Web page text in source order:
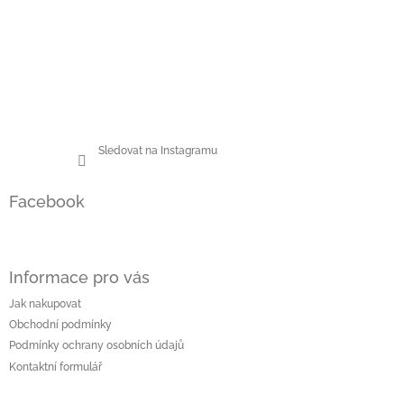
Sledovat na Instagramu
Facebook
Informace pro vás
Jak nakupovat
Obchodní podmínky
Podmínky ochrany osobních údajů
Kontaktní formulář